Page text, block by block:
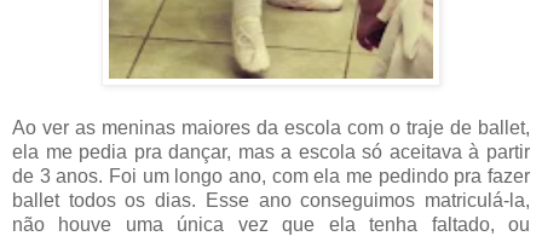
Ao ver as meninas maiores da escola com o traje de ballet,
ela me pedia pra dançar, mas a escola só aceitava à partir
de 3 anos. Foi um longo ano, com ela me pedindo pra fazer
ballet todos os dias. Esse ano conseguimos matriculá-la,
não houve uma única vez que ela tenha faltado, ou